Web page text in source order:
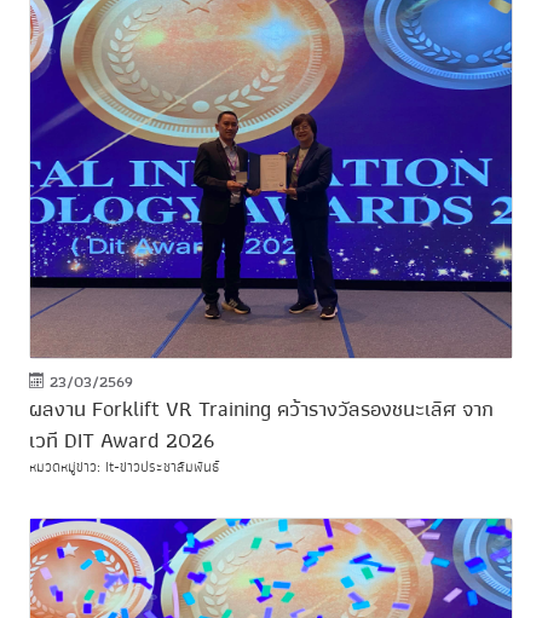
23/03/2569
ผลงาน Forklift VR Training คว้ารางวัลรองชนะเลิศ จาก
เวที DIT Award 2026
หมวดหมู่ข่าว: It-ข่าวประชาสัมพันธ์